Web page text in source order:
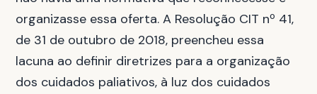
organizasse essa oferta. A Resolução CIT nº 41,
de 31 de outubro de 2018, preencheu essa
lacuna ao definir diretrizes para a organização
dos cuidados paliativos, à luz dos cuidados